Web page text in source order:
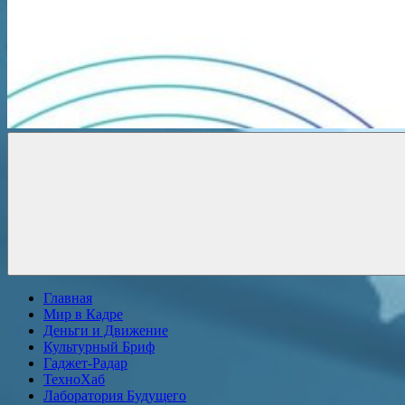
Главная
Мир в Кадре
Деньги и Движение
Культурный Бриф
Гаджет-Радар
ТехноХаб
Лаборатория Будущего